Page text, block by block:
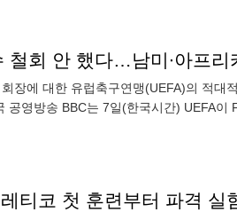
장에 대한 유럽축구연맹(UEFA)의 적대
영방송 BBC는 7일(한국시간) UEFA이